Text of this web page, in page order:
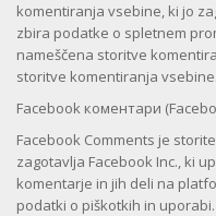
komentiranja vsebine, ki jo
zbira podatke o spletnem
nameščena storitve
storitve komentiranja vsebine.
Facebook коментари
Facebook Comments je
zagotavlja Facebook Inc., ki
komentarje in jih deli na
podatki o piškotkih in